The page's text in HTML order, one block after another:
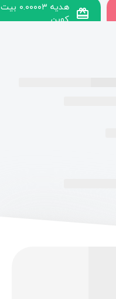
redeem
هدیه ۰.۰۰۰۰۳ بیت
کوین